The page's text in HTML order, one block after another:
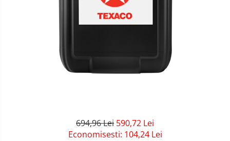
694,96 Lei 590,72 Lei
Economisesti: 104,24 Lei